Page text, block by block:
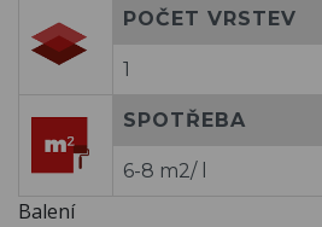
POČET VRSTEV
1
SPOTŘEBA
6-8 m2/ l
Balení